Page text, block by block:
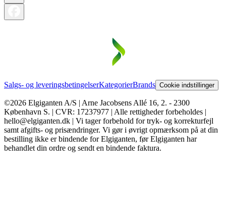
Salgs- og leveringsbetingelserKategorierBrands Cookie indstillinger
©2026 Elgiganten A/S | Arne Jacobsens Allé 16, 2. - 2300
København S. | CVR: 17237977 | Alle rettigheder forbeholdes |
hello@elgiganten.dk | Vi tager forbehold for tryk- og korrekturfejl
samt afgifts- og prisændringer. Vi gør i øvrigt opmærksom på at din
bestilling ikke er bindende for Elgiganten, før Elgiganten har
behandlet din ordre og sendt en bindende faktura.